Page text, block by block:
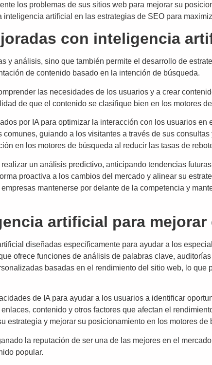
los problemas de sus sitios web para mejorar su
artificial en las estrategias de SEO para
con inteligencia
y análisis, sino que también permite el desarrollo de
de contenido basado en la intención de búsqueda.
las necesidades de los usuarios y a crear
de que el contenido se clasifique bien en los motores
por IA para optimizar la interacción con los usuarios en
guiando a los visitantes a través de sus
en los motores de búsqueda al reducir las tasas de
un análisis predictivo, anticipando tendencias
proactiva a los cambios del mercado y alinear su
mantenerse por delante de la competencia y
artificial para mejorar
diseñadas específicamente para ayudar a los
ofrece funciones de análisis de palabras clave,
basadas en el rendimiento del sitio web, lo que
de IA para ayudar a los usuarios a identificar
contenido y otros factores que afectan el
estrategia y mejorar su posicionamiento en los motores de
la reputación de ser una de las mejores en el
popular.